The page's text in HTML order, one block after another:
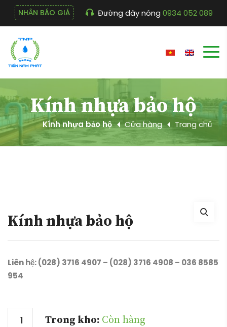
NHẬN BÁO GIÁ Đường dây nóng 0934 052 089
Kính nhựa bảo hộ
Trang chủ
Cửa hàng
Kính nhựa bảo hộ
Kính nhựa bảo hộ
Liên hệ: (028) 3716 4907 – (028) 3716 4908 – 036 8585
954
Trong kho: Còn hàng